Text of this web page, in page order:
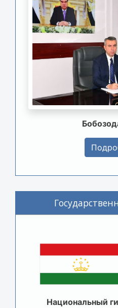
Национальный